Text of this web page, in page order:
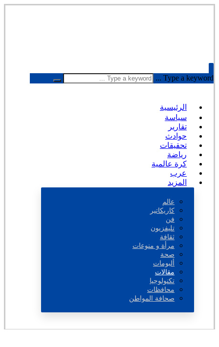
Type a keyword ...
الرئيسية
سياسة
تقارير
حوادث
تحقيقات
رياضة
كرة عالمية
عرب
المزيد
عالم
كاريكاتير
فن
تليفزيون
ثقافة
مرأة و منوعات
صحة
ألبومات
مقالات
تكنولوجيا
محافظات
صحافة المواطن